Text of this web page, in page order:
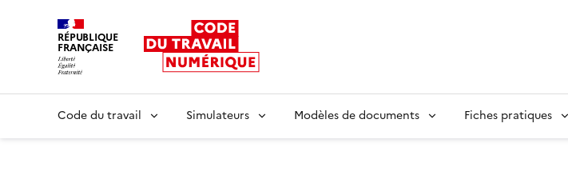
RÉPUBLIQUE
FRANÇAISE
Code du travail Simulateurs Modèles de documents Fiches pratiques